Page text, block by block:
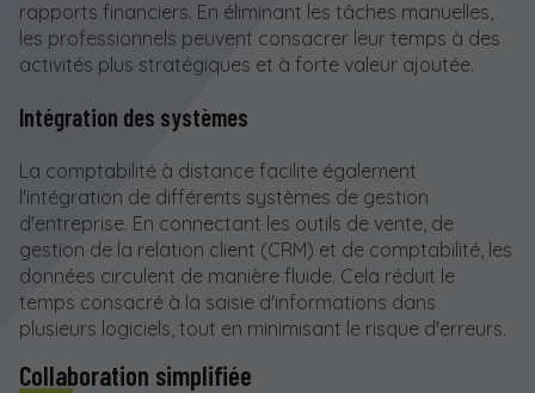
rapports financiers. En éliminant les tâches manuelles,
les professionnels peuvent consacrer leur temps à des
activités plus stratégiques et à forte valeur ajoutée.
Intégration des systèmes
La comptabilité à distance facilite également
l'intégration de différents systèmes de gestion
d'entreprise. En connectant les outils de vente, de
gestion de la relation client (CRM) et de comptabilité, les
données circulent de manière fluide. Cela réduit le
temps consacré à la saisie d'informations dans
plusieurs logiciels, tout en minimisant le risque d'erreurs.
Collaboration simplifiée